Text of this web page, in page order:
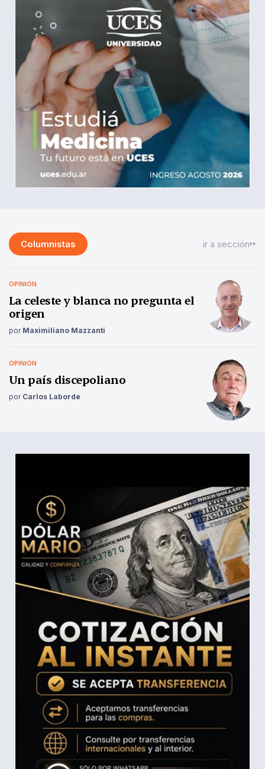
Columnistas ir a sección
OPINIÓN
La celeste y blanca no pregunta el
origen
por Maximiliano Mazzanti
OPINIÓN
Un país discepoliano
por Carlos Laborde